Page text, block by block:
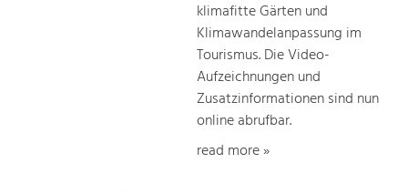
klimafitte Gärten und
Klimawandelanpassung im
Tourismus. Die Video-
Aufzeichnungen und
Zusatzinformationen sind nun
online abrufbar.
read more »